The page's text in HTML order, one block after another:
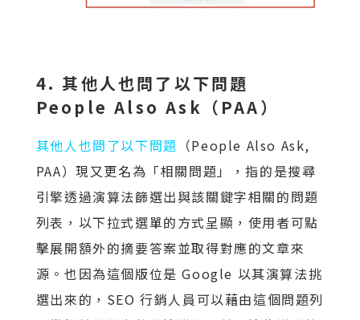
4. 其他人也問了以下問題
People Also Ask（PAA）
其他人也問了以下問題 （People Also Ask,
PAA）現又更名為「相關問題」，指的是搜尋
引擎透過演算法篩選出與該關鍵字相關的問題
列表，以下拉式選單的方式呈顯，使用者可點
擊展開額外的摘要答案並取得對應的文章來
源。也因為這個版位是 Google 以其演算法挑
選出來的，SEO 行銷人員可以藉由這個問題列